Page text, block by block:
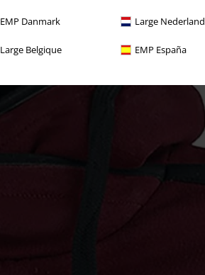
EMP Danmark Large Nederland
Large Belgique EMP España